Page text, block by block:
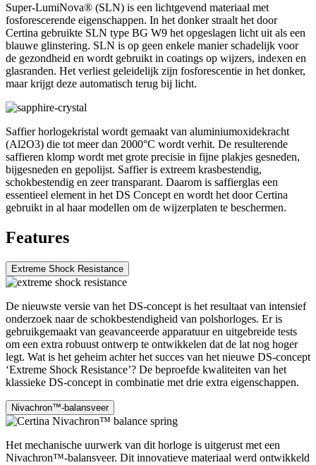
Super-LumiNova® (SLN) is een lichtgevend materiaal met
fosforescerende eigenschappen. In het donker straalt het door
Certina gebruikte SLN type BG W9 het opgeslagen licht uit als een
blauwe glinstering. SLN is op geen enkele manier schadelijk voor
de gezondheid en wordt gebruikt in coatings op wijzers, indexen en
glasranden. Het verliest geleidelijk zijn fosforescentie in het donker,
maar krijgt deze automatisch terug bij licht.
Saffier horlogekristal wordt gemaakt van aluminiumoxidekracht
(Al2O3) die tot meer dan 2000°C wordt verhit. De resulterende
saffieren klomp wordt met grote precisie in fijne plakjes gesneden,
bijgesneden en gepolijst. Saffier is extreem krasbestendig,
schokbestendig en zeer transparant. Daarom is saffierglas een
essentieel element in het DS Concept en wordt het door Certina
gebruikt in al haar modellen om de wijzerplaten te beschermen.
Features
Extreme Shock Resistance
De nieuwste versie van het DS-concept is het resultaat van intensief
onderzoek naar de schokbestendigheid van polshorloges. Er is
gebruikgemaakt van geavanceerde apparatuur en uitgebreide tests
om een extra robuust ontwerp te ontwikkelen dat de lat nog hoger
legt. Wat is het geheim achter het succes van het nieuwe DS-concept
‘Extreme Shock Resistance’? De beproefde kwaliteiten van het
klassieke DS-concept in combinatie met drie extra eigenschappen.
Nivachron™-balansveer
Het mechanische uurwerk van dit horloge is uitgerust met een
Nivachron™-balansveer. Dit innovatieve materiaal werd ontwikkeld